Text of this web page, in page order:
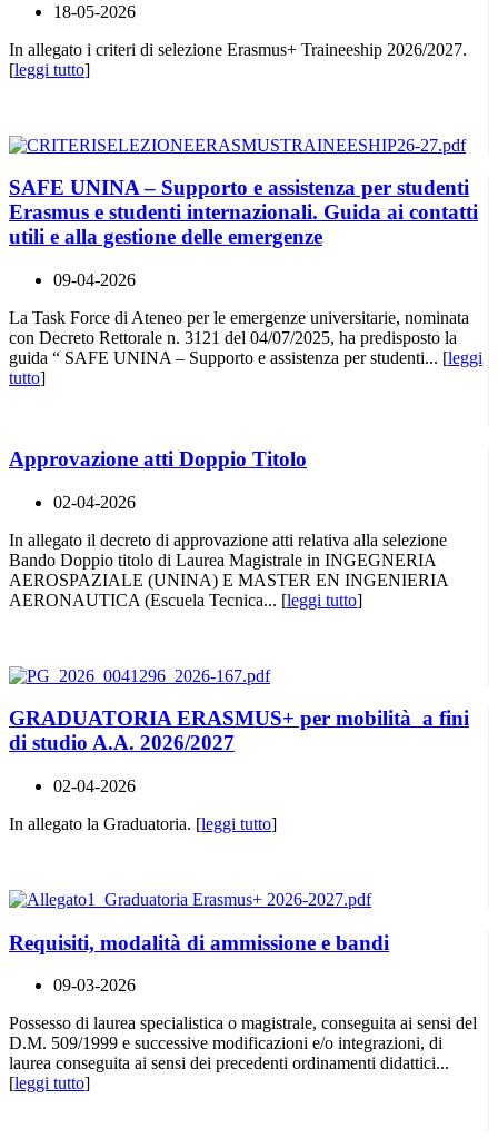
18-05-2026
In allegato i criteri di selezione Erasmus+ Traineeship 2026/2027.
[leggi tutto]
SAFE UNINA – Supporto e assistenza per studenti
Erasmus e studenti internazionali. Guida ai contatti
utili e alla gestione delle emergenze
09-04-2026
La Task Force di Ateneo per le emergenze universitarie, nominata
con Decreto Rettorale n. 3121 del 04/07/2025, ha predisposto la
guida “ SAFE UNINA – Supporto e assistenza per studenti... [leggi
tutto]
Approvazione atti Doppio Titolo
02-04-2026
In allegato il decreto di approvazione atti relativa alla selezione
Bando Doppio titolo di Laurea Magistrale in INGEGNERIA
AEROSPAZIALE (UNINA) E MASTER EN INGENIERIA
AERONAUTICA (Escuela Tecnica... [leggi tutto]
GRADUATORIA ERASMUS+ per mobilità a fini
di studio A.A. 2026/2027
02-04-2026
In allegato la Graduatoria. [leggi tutto]
Requisiti, modalità di ammissione e bandi
09-03-2026
Possesso di laurea specialistica o magistrale, conseguita ai sensi del
D.M. 509/1999 e successive modificazioni e/o integrazioni, di
laurea conseguita ai sensi dei precedenti ordinamenti didattici...
[leggi tutto]